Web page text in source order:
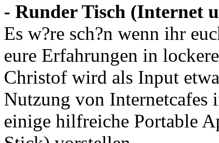
- Runder Tisch (Internet
Es w?re sch?n wenn ihr
eure Erfahrungen in
Christof wird als Input
Nutzung von Internetcafes
einige hilfreiche Portable